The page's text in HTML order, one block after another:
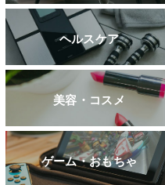
ヘルスケア
美容・コスメ
ゲーム・おもちゃ